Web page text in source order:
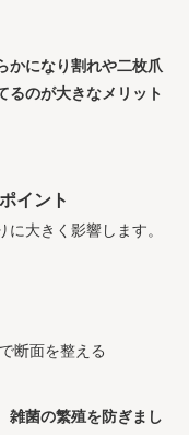
かになり割れや二枚爪
るのが大きなメリット
イント
大きく影響します。
断面を整える
雑菌の繁殖を防ぎまし